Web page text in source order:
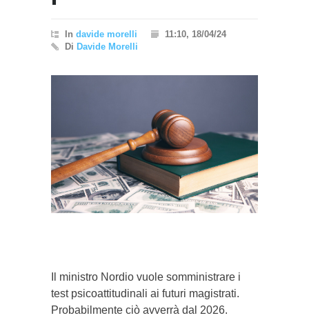
In davide morelli
11:10, 18/04/24
Di Davide Morelli
Il ministro Nordio vuole somministrare i
test psicoattitudinali ai futuri magistrati.
Probabilmente ciò avverrà dal 2026.